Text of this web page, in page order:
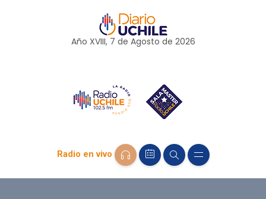
Año XVIII, 7 de Agosto de 2026
Radio en vivo